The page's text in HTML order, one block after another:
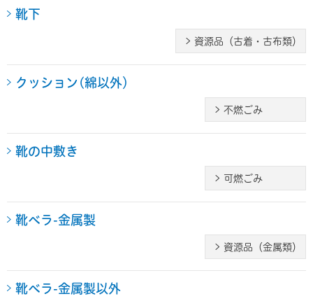
靴下
資源品（古着・古布類）
クッション(綿以外）
不燃ごみ
靴の中敷き
可燃ごみ
靴ベラ-金属製
資源品（金属類）
靴ベラ-金属製以外